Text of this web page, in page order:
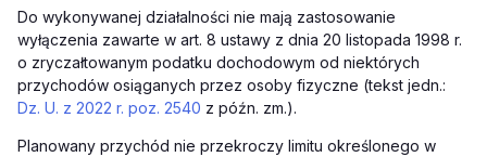
Do wykonywanej działalności nie mają zastosowanie
wyłączenia zawarte w art. 8 ustawy z dnia 20 listopada 1998 r.
o zryczałtowanym podatku dochodowym od niektórych
przychodów osiąganych przez osoby fizyczne (tekst jedn.:
Dz. U. z 2022 r. poz. 2540 z późn. zm.).
Planowany przychód nie przekroczy limitu określonego w